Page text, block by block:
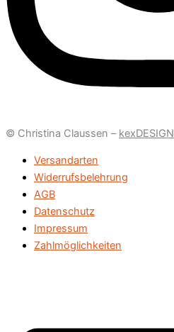
© Christina Claussen – kexDESIGN
Versandarten
Widerrufsbelehrung
AGB
Datenschutz
Impressum
Zahlmöglichkeiten